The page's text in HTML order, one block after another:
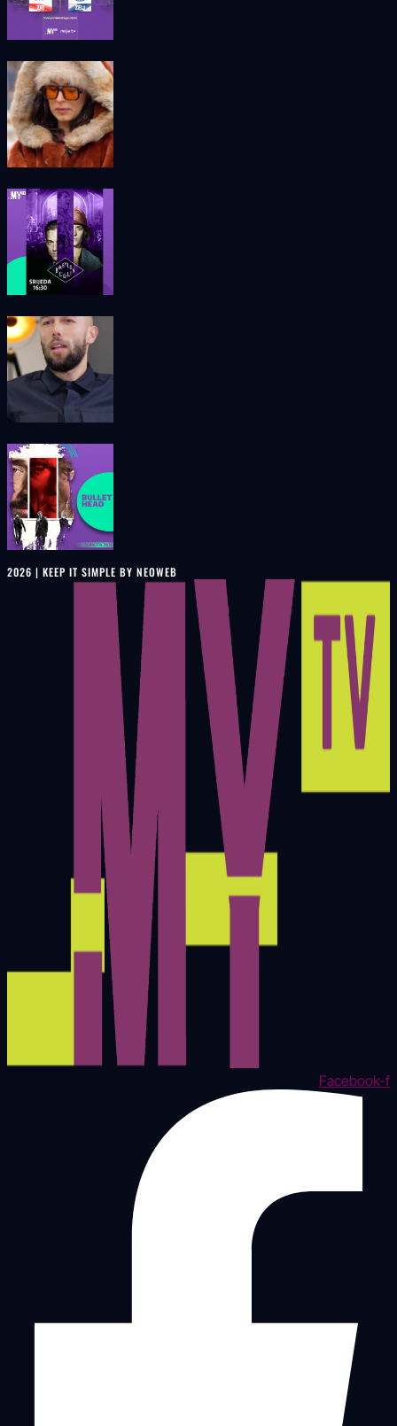
2026 | KEEP IT SIMPLE BY NEOWEB
Facebook-f